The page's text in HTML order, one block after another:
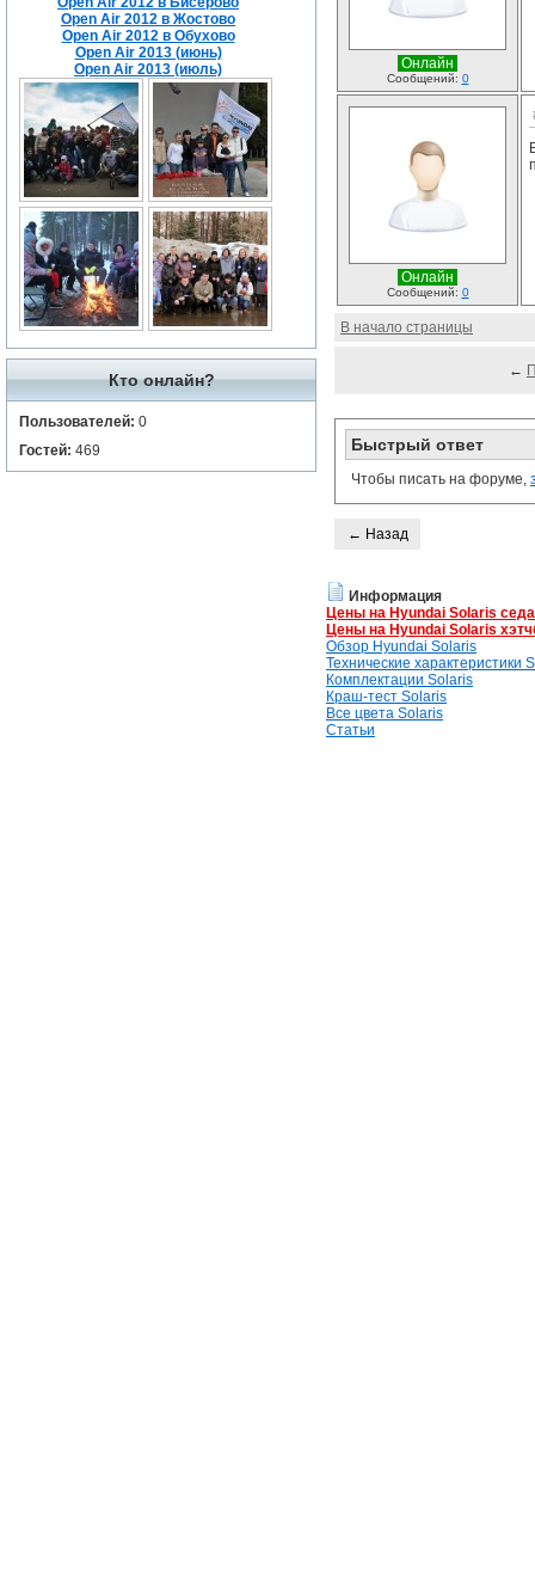
Open Air 2012 в Жостово
Open Air 2012 в Обухово
Open Air 2013 (июнь)
Open Air 2013 (июль)
Кто онлайн?
Пользователей: 0
Гостей: 469
Онлайн
Сообщений: 0
Онлайн
Сообщений: 0
В начало страницы
←
Быстрый ответ
Чтобы писать на форуме,
← Назад
Информация
Цены на Hyundai Solaris
Цены на Hyundai Solaris
Обзор Hyundai Solaris
Технические характеристики
Комплектации Solaris
Краш-тест Solaris
Все цвета Solaris
Статьи